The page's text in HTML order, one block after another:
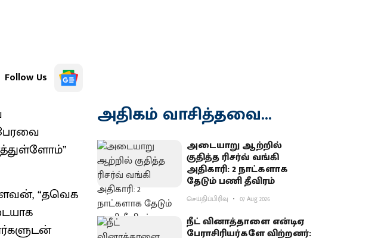
Follow Us
“தவெக
அதிகம் வாசித்தவை...
அடையாறு ஆற்றில்
குதித்த ரிசர்வ் வங்கி
அதிகாரி: 2 நாட்களாக
தேடும் பணி தீவிரம்
செய்திப்பிரிவு 07 Aug 2026
நீட் வினாத்தாளை என்டிஏ
பேராசிரியர்களே விற்றனர்: